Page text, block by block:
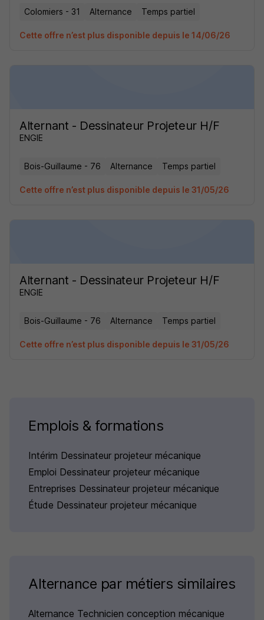
Colomiers - 31 Alternance Temps partiel
Cette offre n’est plus disponible depuis le 14/06/26
Alternant - Dessinateur Projeteur H/F
ENGIE
Bois-Guillaume - 76 Alternance Temps partiel
Cette offre n’est plus disponible depuis le 31/05/26
Alternant - Dessinateur Projeteur H/F
ENGIE
Bois-Guillaume - 76 Alternance Temps partiel
Cette offre n’est plus disponible depuis le 31/05/26
Emplois & formations
Intérim Dessinateur projeteur mécanique
Emploi Dessinateur projeteur mécanique
Entreprises Dessinateur projeteur mécanique
Étude Dessinateur projeteur mécanique
Alternance par métiers similaires
Alternance Technicien conception mécanique